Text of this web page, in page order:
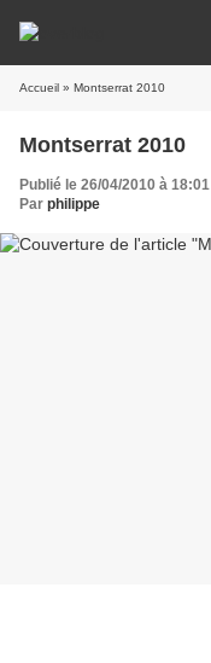
Accueil » Montserrat 2010
Montserrat 2010
Publié le 26/04/2010 à 18:01
Par philippe